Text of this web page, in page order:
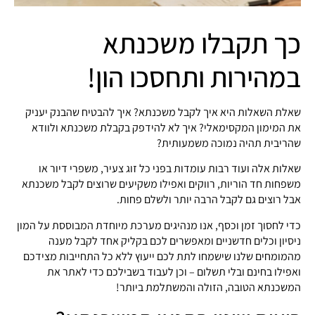
כך תקבלו משכנתא
במהירות ותחסכו הון!
שאלת השאלות היא איך לקבל משכנתא? איך להבטיח שהבנק יעניק
את המימון המקסימאלי? איך לא להידפק בקבלת משכנתא ולוודא
שהריבית תהיה נמוכה משמעותית?
שאלות אלה ועוד רבות עומדות בפני כל זוג צעיר, משפרי דיור או
משפחות חד הוריות, רווקים ואפילו משקיעים שרוצים לקבל משכנתא
אבל רוצים גם לקבל הרבה יותר ולשלם פחות.
כדי לחסוך זמן וכסף, אנו מנהיגים מערכת מיוחדת המבוססת על המון
ניסיון וכלים חדשניים ומאפשרים לכם בקליק אחד לקבל מענה
מהמומחים שלנו שישמחו לתת לכם ייעוץ ללא כל התחייבות מצידכם
ואפילו בחינם ובלי תשלום – וכן לעבוד בשבילכם כדי לאתר את
המשכנתא הטובה, הזולה והמשתלמת ביותר!